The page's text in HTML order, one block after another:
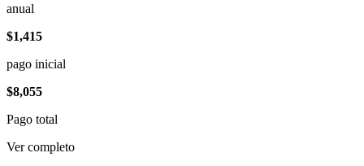
anual
$1,415
pago inicial
$8,055
Pago total
Ver completo